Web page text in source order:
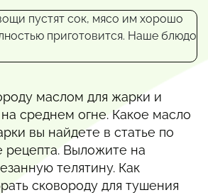
маслом для жарки и
среднем огне. Какое масло
вы найдете в статье по
рецепта. Выложите на
телятину. Как
сковороду для тушения